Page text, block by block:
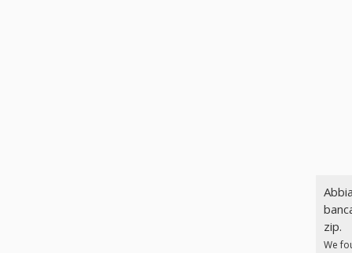
zip.
We